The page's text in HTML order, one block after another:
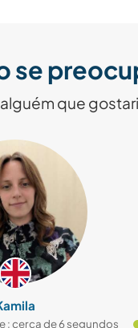
se
que
de 6 segundos